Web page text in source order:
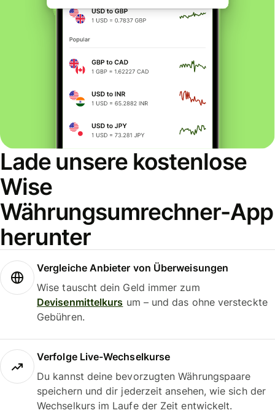
Lade unsere kostenlose
Wise
Währungsumrechner-App
herunter
Vergleiche Anbieter von Überweisungen
Wise tauscht dein Geld immer zum
Devisenmittelkurs um – und das ohne versteckte
Gebühren.
Verfolge Live-Wechselkurse
Du kannst deine bevorzugten Währungspaare
speichern und dir jederzeit ansehen, wie sich der
Wechselkurs im Laufe der Zeit entwickelt.